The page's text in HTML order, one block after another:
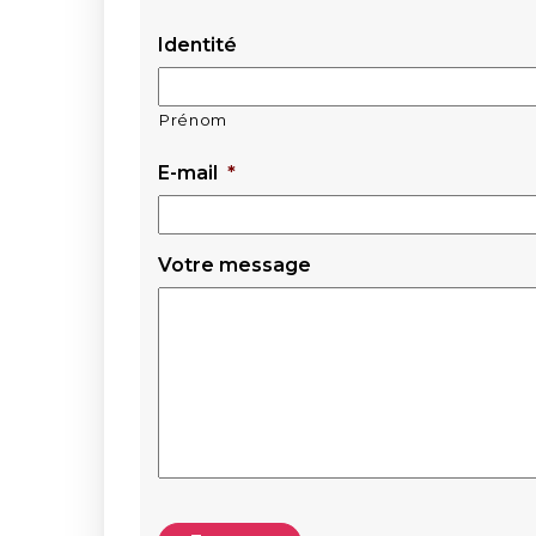
Identité
Prénom
E-mail *
Votre message